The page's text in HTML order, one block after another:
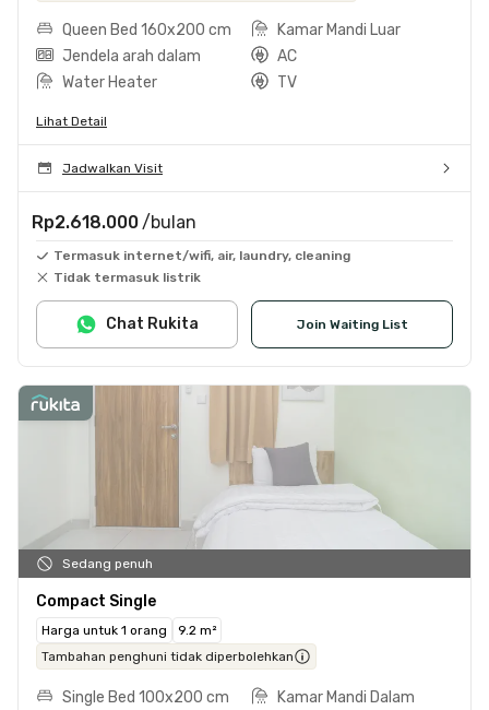
Queen Bed 160x200 cm
Kamar Mandi Luar
Jendela arah dalam
AC
Water Heater
TV
Lihat Detail
Jadwalkan Visit
Rp2.618.000 /bulan
Termasuk internet/wifi, air, laundry, cleaning
Tidak termasuk listrik
Join Waiting List
Chat Rukita
Sedang penuh
Compact Single
Harga untuk 1 orang
9.2 m²
Tambahan penghuni tidak diperbolehkan
Single Bed 100x200 cm
Kamar Mandi Dalam